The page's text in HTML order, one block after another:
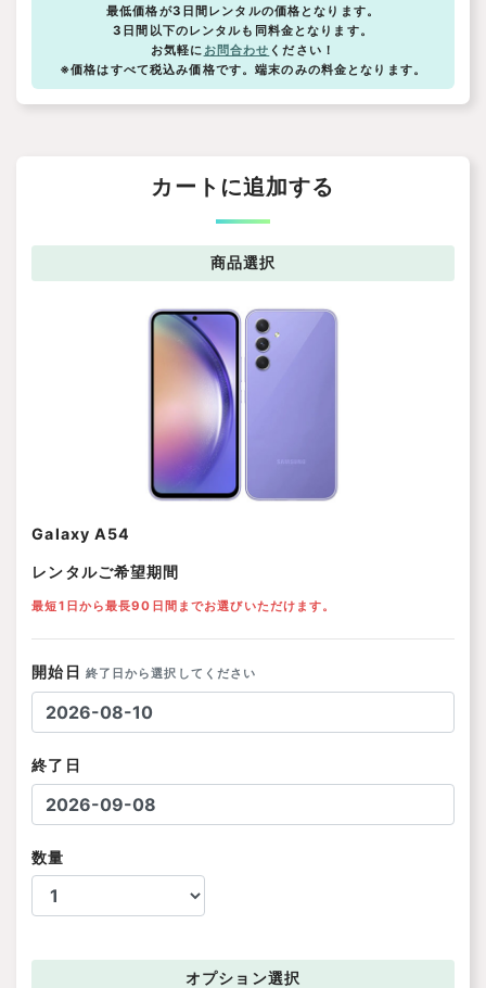
最低価格が3日間レンタルの価格となります。
3日間以下のレンタルも同料金となります。
お気軽に お問合わせ ください！
※価格はすべて税込み価格です。端末のみの料金となります。
カートに追加する
商品選択
Galaxy A54
レンタルご希望期間
最短1日から最長90日間までお選びいただけます。
開始日 終了日から選択してください
終了日
数量
オプション選択